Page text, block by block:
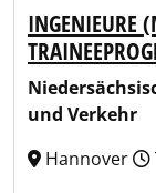
INGENIEURE
und Verkehr
Hannover